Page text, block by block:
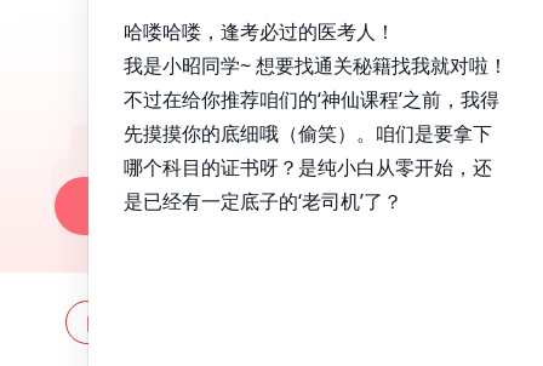
昭昭医考APP
百万医考生都在用的APP
昭昭题库-随时做，昭神直播-随心学!
一键安装做题
网站地图